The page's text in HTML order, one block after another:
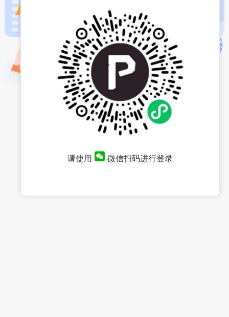
请使用 微信扫码进行登录